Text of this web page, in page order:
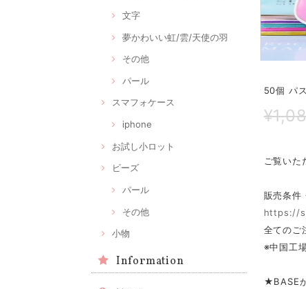
文字
夢かわいい虹/雲/天使の羽
その他
パール
スマフォケース
iphone
お試し小ロット
ビーズ
パール
その他
小物
Information
50個 パ
ご覧い
販売条件
https://
全てのご
※中国工
★BASE